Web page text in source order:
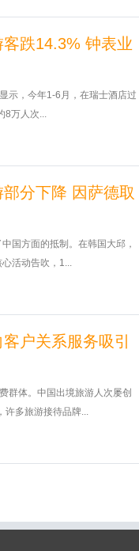
跌14.3% 钟表业
示，今年1-6月，在瑞士酒店过
8万人次...
分下降 因萨德取
国方面的抵制。在韩国大邱，
心活动告吹，1...
户关系服务吸引
群体。中国出境旅游人次屡创
许多旅游接待品牌...